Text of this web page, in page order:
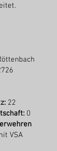
22
0
VSA